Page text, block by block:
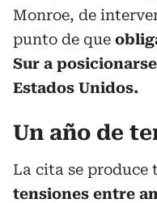
Monroe, de
punto de que
Sur a
Estados Unidos.
Un año de
La cita se produce
tensiones entre